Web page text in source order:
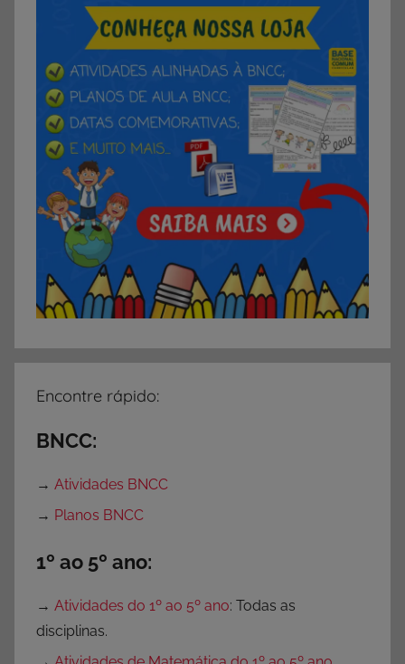
Encontre rápido:
BNCC:
→ Atividades BNCC
→ Planos BNCC
1º ao 5º ano:
→ Atividades do 1º ao 5º ano: Todas as
disciplinas.